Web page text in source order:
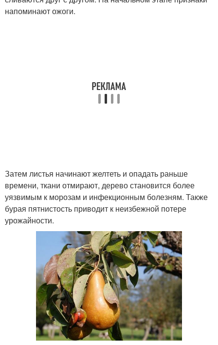
напоминают ожоги.
Затем листья начинают желтеть и опадать раньше
времени, ткани отмирают, дерево становится более
уязвимым к морозам и инфекционным болезням. Также
бурая пятнистость приводит к неизбежной потере
урожайности.